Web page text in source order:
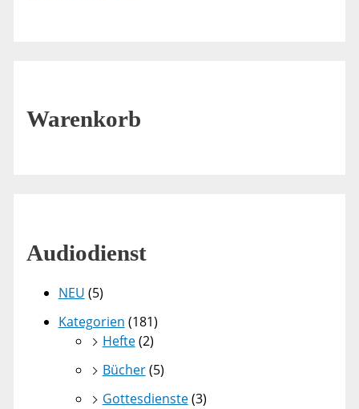
Warenkorb
Audiodienst
NEU (5)
Kategorien (181)
Hefte(2)
Bücher(5)
Gottesdienste(3)